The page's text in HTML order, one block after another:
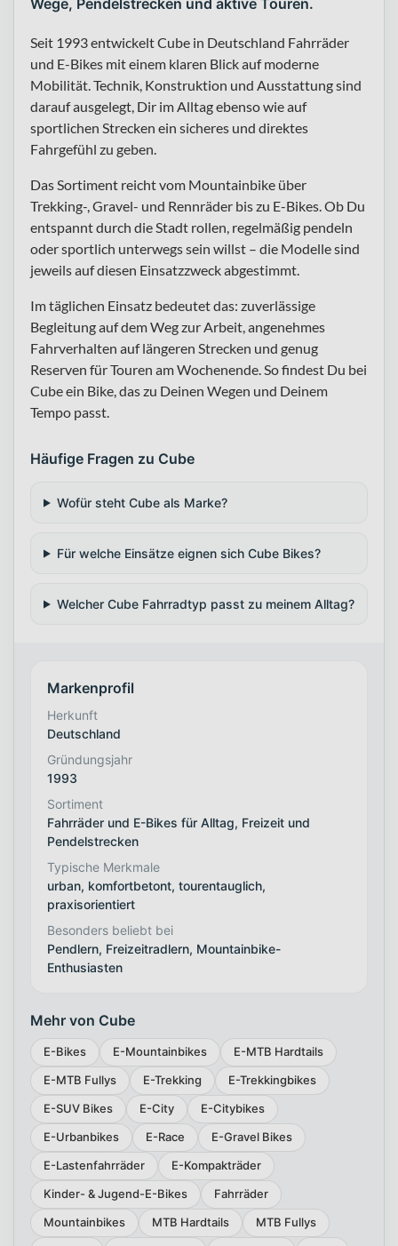
Seit 1993 entwickelt Cube in Deutschland Fahrräder
und E-Bikes mit einem klaren Blick auf moderne
Mobilität. Technik, Konstruktion und Ausstattung sind
darauf ausgelegt, Dir im Alltag ebenso wie auf
sportlichen Strecken ein sicheres und direktes
Fahrgefühl zu geben.
Das Sortiment reicht vom Mountainbike über
Trekking-, Gravel- und Rennräder bis zu E-Bikes. Ob Du
entspannt durch die Stadt rollen, regelmäßig pendeln
oder sportlich unterwegs sein willst – die Modelle sind
jeweils auf diesen Einsatzzweck abgestimmt.
Im täglichen Einsatz bedeutet das: zuverlässige
Begleitung auf dem Weg zur Arbeit, angenehmes
Fahrverhalten auf längeren Strecken und genug
Reserven für Touren am Wochenende. So findest Du bei
Cube ein Bike, das zu Deinen Wegen und Deinem
Tempo passt.
Häufige Fragen zu Cube
Wofür steht Cube als Marke?
Für welche Einsätze eignen sich Cube Bikes?
Welcher Cube Fahrradtyp passt zu meinem Alltag?
Markenprofil
Herkunft
Deutschland
Gründungsjahr
1993
Sortiment
Fahrräder und E-Bikes für Alltag, Freizeit und
Pendelstrecken
Typische Merkmale
urban, komfortbetont, tourentauglich,
praxisorientiert
Besonders beliebt bei
Pendlern, Freizeitradlern, Mountainbike-
Enthusiasten
Mehr von Cube
E-Bikes E-Mountainbikes
E-MTB Hardtails
E-MTB Fullys
E-Trekking
E-Trekkingbikes
E-SUV Bikes
E-City
E-Citybikes
E-Urbanbikes
E-Race
E-Gravel Bikes
E-Lastenfahrräder
E-Kompakträder
Kinder- & Jugend-E-Bikes
Fahrräder
Mountainbikes
MTB Hardtails
MTB Fullys